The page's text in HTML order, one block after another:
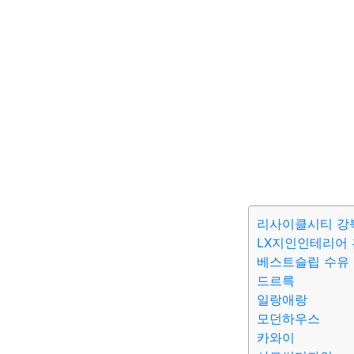
리사이클시티 강
LX지인인테리어
베스트슬립 수유
드르륵
일랑애랑
모던하우스
카와이